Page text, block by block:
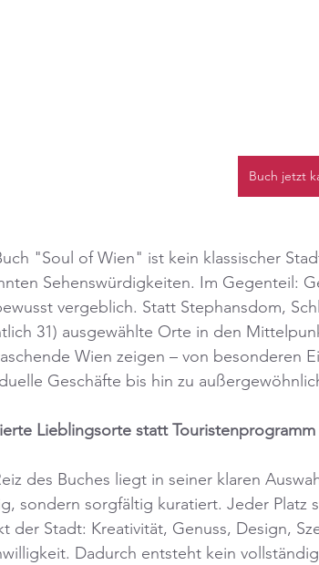
Buch jetzt
"Soul of Wien" ist kein klassischer
Sehenswürdigkeiten. Im Gegenteil:
vergeblich. Statt Stephansdom,
31) ausgewählte Orte in den
Wien zeigen – von besonderen
Geschäfte bis hin zu
Lieblingsorte statt Touristenprogramm
des Buches liegt in seiner klaren
sondern sorgfältig kuratiert. Jeder
der Stadt: Kreativität, Genuss, Design,
Dadurch entsteht kein